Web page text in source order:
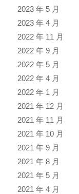
2023 年 5 月
2023 年 4 月
2022 年 11 月
2022 年 9 月
2022 年 5 月
2022 年 4 月
2022 年 1 月
2021 年 12 月
2021 年 11 月
2021 年 10 月
2021 年 9 月
2021 年 8 月
2021 年 5 月
2021 年 4 月